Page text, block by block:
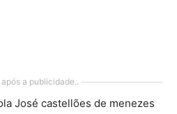
a publicidade..
José castellões de menezes